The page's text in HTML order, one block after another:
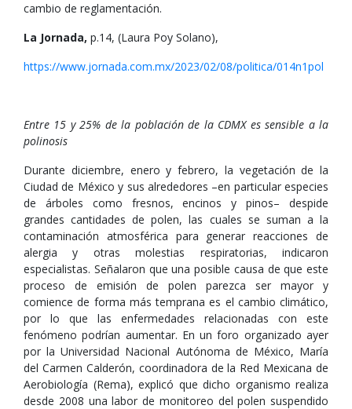
cambio de reglamentación.
La Jornada, p.14, (Laura Poy Solano),
https://www.jornada.com.mx/2023/02/08/politica/014n1pol
Entre 15 y 25% de la población de la CDMX es sensible a la
polinosis
Durante diciembre, enero y febrero, la vegetación de la
Ciudad de México y sus alrededores –en particular especies
de árboles como fresnos, encinos y pinos– despide
grandes cantidades de polen, las cuales se suman a la
contaminación atmosférica para generar reacciones de
alergia y otras molestias respiratorias, indicaron
especialistas. Señalaron que una posible causa de que este
proceso de emisión de polen parezca ser mayor y
comience de forma más temprana es el cambio climático,
por lo que las enfermedades relacionadas con este
fenómeno podrían aumentar. En un foro organizado ayer
por la Universidad Nacional Autónoma de México, María
del Carmen Calderón, coordinadora de la Red Mexicana de
Aerobiología (Rema), explicó que dicho organismo realiza
desde 2008 una labor de monitoreo del polen suspendido